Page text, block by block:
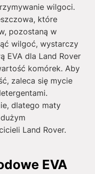
wilgoci.
które
pozostaną w
wilgoć, wystarczy
EVA dla Land Rover
komórek. Aby
zaleca się mycie
dlatego maty
Land Rover.
EVA